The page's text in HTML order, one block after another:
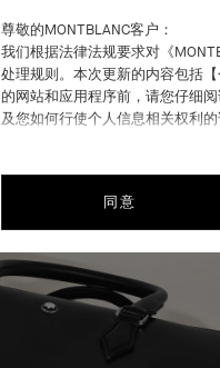
尊敬的MONTBLANC客户：
我们根据法律法规要求对《
处理规则。本次更新的内容包括
的网站和应用程序前，请您仔细
及您如何行使个人信息相关权利的
同意